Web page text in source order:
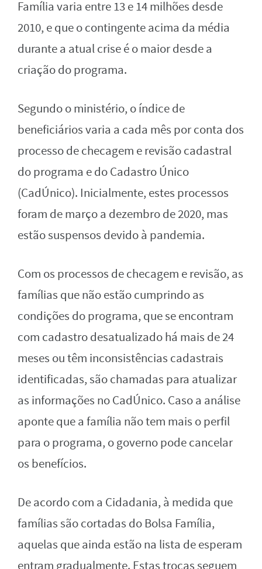
Família varia entre 13 e 14 milhões desde
2010, e que o contingente acima da média
durante a atual crise é o maior desde a
criação do programa.
Segundo o ministério, o índice de
beneficiários varia a cada mês por conta dos
processo de checagem e revisão cadastral
do programa e do Cadastro Único
(CadÚnico). Inicialmente, estes processos
foram de março a dezembro de 2020, mas
estão suspensos devido à pandemia.
Com os processos de checagem e revisão, as
famílias que não estão cumprindo as
condições do programa, que se encontram
com cadastro desatualizado há mais de 24
meses ou têm inconsistências cadastrais
identificadas, são chamadas para atualizar
as informações no CadÚnico. Caso a análise
aponte que a família não tem mais o perfil
para o programa, o governo pode cancelar
os benefícios.
De acordo com a Cidadania, à medida que
famílias são cortadas do Bolsa Família,
aquelas que ainda estão na lista de esperam
entram gradualmente. Estas trocas seguem